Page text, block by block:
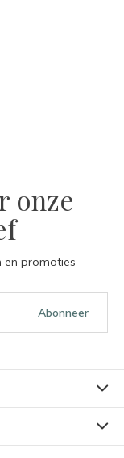
onze
en promoties
Abonneer